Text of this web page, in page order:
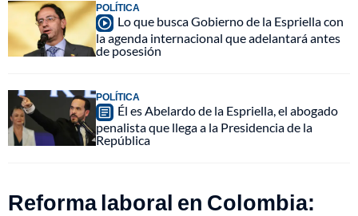
POLÍTICA
Lo que busca Gobierno de la Espriella con
la agenda internacional que adelantará antes
de posesión
POLÍTICA
Él es Abelardo de la Espriella, el abogado
penalista que llega a la Presidencia de la
República
Reforma laboral en Colombia: